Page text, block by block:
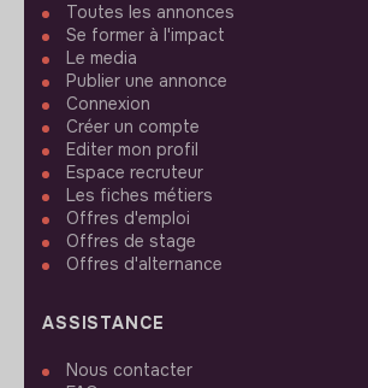
Toutes les annonces
Se former à l'impact
Le media
Publier une annonce
Connexion
Créer un compte
Editer mon profil
Espace recruteur
Les fiches métiers
Offres d'emploi
Offres de stage
Offres d'alternance
ASSISTANCE
Nous contacter